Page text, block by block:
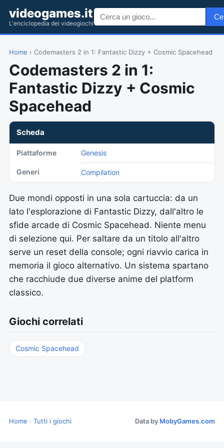
videogames.it
L'enciclopedia dei videogiochi
Home › Codemasters 2 in 1: Fantastic Dizzy + Cosmic Spacehead
Codemasters 2 in 1:
Fantastic Dizzy + Cosmic
Spacehead
Scheda
Piattaforme Genesis
Generi Compilation
Due mondi opposti in una sola cartuccia: da un
lato l'esplorazione di Fantastic Dizzy, dall'altro le
sfide arcade di Cosmic Spacehead. Niente menu
di selezione qui. Per saltare da un titolo all'altro
serve un reset della console; ogni riavvio carica in
memoria il gioco alternativo. Un sistema spartano
che racchiude due diverse anime del platform
classico.
Giochi correlati
Cosmic Spacehead
Home · Tutti i giochi Data by MobyGames.com